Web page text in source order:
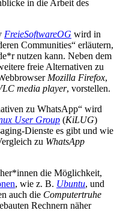
in die Arbeit des
FreieSoftwareOG wird in
Communities“ erläutern,
nutzen kann. Neben dem
freie Alternativen zu
Mozilla Firefox,
media player, vorstellen.
zu WhatsApp“ wird
User Group (KiLUG)
Dienste es gibt und wie
zu WhatsApp
die Möglichkeit,
, wie z. B. Ubuntu, und
auch die Computertruhe
Rechnern näher